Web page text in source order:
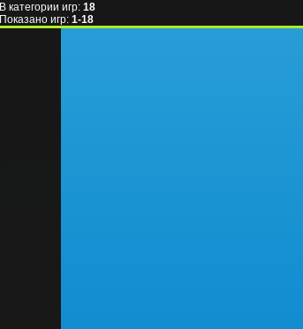
В категории игр: 18
Показано игр: 1-18